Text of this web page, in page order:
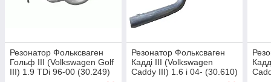
Резонатор Фольксваген
Гольф III (Volkswagen Golf
III) 1.9 TDi 96-00 (30.249)
Резонатор Фольксваген
Кадді III (Volkswagen
Caddy III) 1.6 i 04- (30.610)